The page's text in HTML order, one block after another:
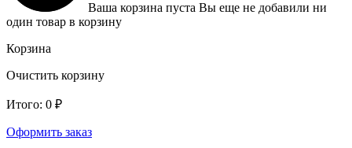
Ваша корзина пуста Вы еще не добавили ни
один товар в корзину
Корзина
Очистить корзину
Итого: 0 ₽
Оформить заказ